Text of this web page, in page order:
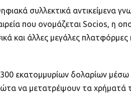
συλλεκτικά αντικείμενα
που ονομάζεται Socios, η
και άλλες μεγάλες
300 εκατομμυρίων δολαρίων
να μετατρέψουν τα χρήματά